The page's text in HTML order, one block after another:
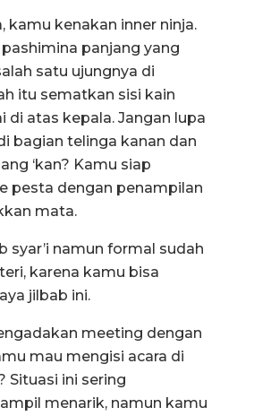
kamu kenakan inner ninja.
panjang yang
satu ujungnya di
itu sematkan sisi kain
di atas kepala. Jangan lupa
bagian telinga kanan dan
‘kan? Kamu siap
pesta dengan penampilan
mata.
syar’i namun formal sudah
karena kamu bisa
jilbab ini.
meeting dengan
mau mengisi acara di
Situasi ini sering
menarik, namun kamu